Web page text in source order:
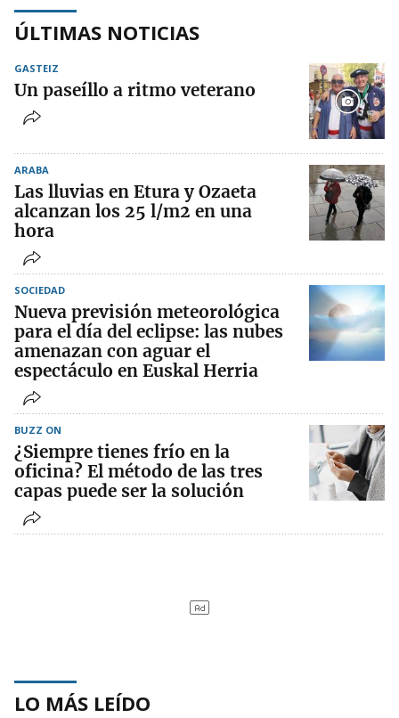
ÚLTIMAS NOTICIAS
GASTEIZ
Un paseíllo a ritmo veterano
ARABA
Las lluvias en Etura y Ozaeta
alcanzan los 25 l/m2 en una
hora
SOCIEDAD
Nueva previsión meteorológica
para el día del eclipse: las nubes
amenazan con aguar el
espectáculo en Euskal Herria
BUZZ ON
¿Siempre tienes frío en la
oficina? El método de las tres
capas puede ser la solución
LO MÁS LEÍDO